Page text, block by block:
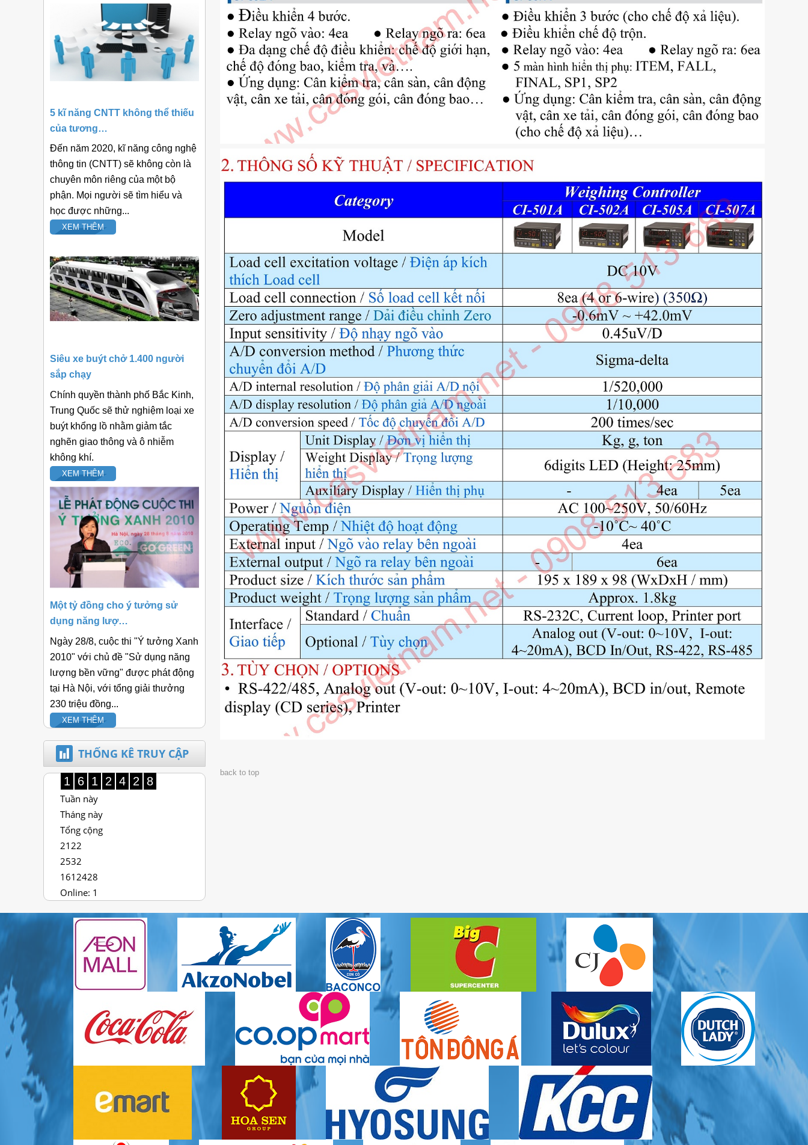
5 kĩ năng CNTT không thể thiếu
của tương…
Đến năm 2020, kĩ năng công nghệ
thông tin (CNTT) sẽ không còn là
chuyên môn riêng của một bộ
phận. Mọi người sẽ tìm hiểu và
học được những...
XEM THÊM
Siêu xe buýt chở 1.400 người
sắp chạy
Chính quyền thành phố Bắc Kinh,
Trung Quốc sẽ thử nghiệm loại xe
buýt khổng lồ nhằm giảm tắc
nghẽn giao thông và ô nhiễm
không khí.
XEM THÊM
Một tỷ đồng cho ý tưởng sử
dụng năng lượ…
Ngày 28/8, cuộc thi "Ý tưởng Xanh
2010" với chủ đề "Sử dụng năng
lượng bền vững" được phát động
tại Hà Nội, với tổng giải thưởng
230 triệu đồng...
XEM THÊM
THỐNG KÊ TRUY CẬP
1 6 1 2 4 2 8
Tuần này
Tháng này
Tổng cộng
2122
2532
1612428
Online: 1
back to top